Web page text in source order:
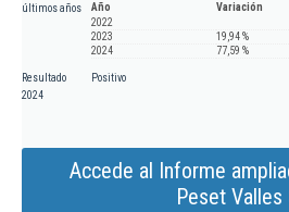
últimos años
Año
Variación
2022
2023
19,94 %
2024
77,59 %
Resultado
2024
Positivo
Accede al Informe
Peset Valles